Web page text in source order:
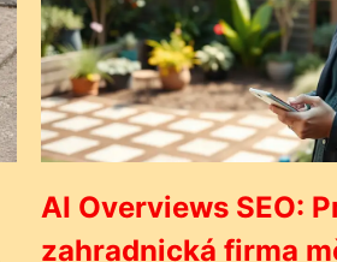
AI Overviews SEO:
zahradnická firma